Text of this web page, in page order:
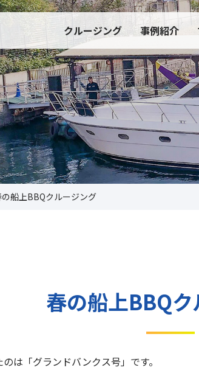
クルージング 事例紹介
の船上BBQクルージング
春の船上BBQ
は「グランドバンクス号」です。